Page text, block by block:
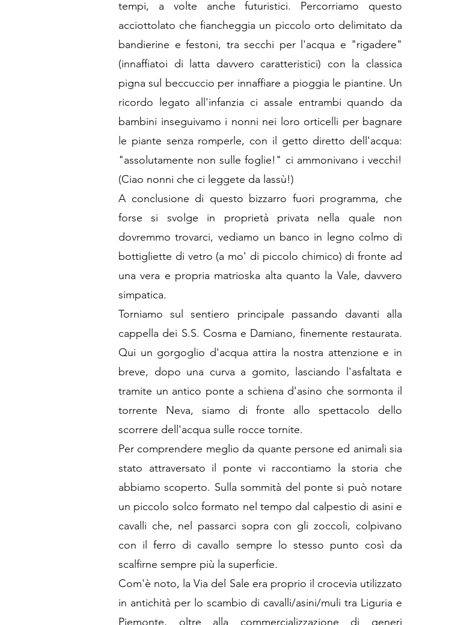
tempi, a volte anche futuristici. Percorriamo questo
acciottolato che fiancheggia un piccolo orto delimitato da
bandierine e festoni, tra secchi per l'acqua e "rigadere"
(innaffiatoi di latta davvero caratteristici) con la classica
pigna sul beccuccio per innaffiare a pioggia le piantine. Un
ricordo legato all'infanzia ci assale entrambi quando da
bambini inseguivamo i nonni nei loro orticelli per bagnare
le piante senza romperle, con il getto diretto dell'acqua:
"assolutamente non sulle foglie!" ci ammonivano i vecchi!
(Ciao nonni che ci leggete da lassù!)
A conclusione di questo bizzarro fuori programma, che
forse si svolge in proprietà privata nella quale non
dovremmo trovarci, vediamo un banco in legno colmo di
bottigliette di vetro (a mo' di piccolo chimico) di fronte ad
una vera e propria matrioska alta quanto la Vale, davvero
simpatica.
Torniamo sul sentiero principale passando davanti alla
cappella dei S.S. Cosma e Damiano, finemente restaurata.
Qui un gorgoglio d'acqua attira la nostra attenzione e in
breve, dopo una curva a gomito, lasciando l'asfaltata e
tramite un antico ponte a schiena d'asino che sormonta il
torrente Neva, siamo di fronte allo spettacolo dello
scorrere dell'acqua sulle rocce tornite.
Per comprendere meglio da quante persone ed animali sia
stato attraversato il ponte vi raccontiamo la storia che
abbiamo scoperto. Sulla sommità del ponte si può notare
un piccolo solco formato nel tempo dal calpestio di asini e
cavalli che, nel passarci sopra con gli zoccoli, colpivano
con il ferro di cavallo sempre lo stesso punto così da
scalfirne sempre più la superficie.
Com'è noto, la Via del Sale era proprio il crocevia utilizzato
in antichità per lo scambio di cavalli/asini/muli tra Liguria e
Piemonte, oltre alla commercializzazione di generi